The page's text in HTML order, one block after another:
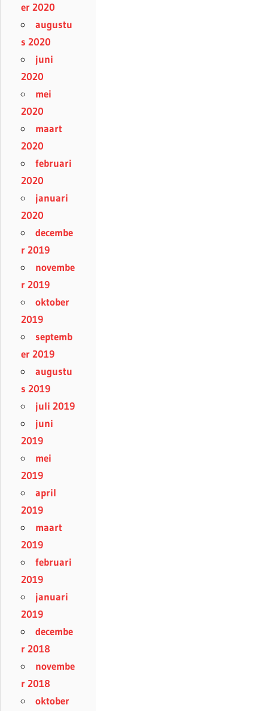
er 2020
augustu
s 2020
juni
2020
mei
2020
maart
2020
februari
2020
januari
2020
decembe
r 2019
novembe
r 2019
oktober
2019
septemb
er 2019
augustu
s 2019
juli 2019
juni
2019
mei
2019
april
2019
maart
2019
februari
2019
januari
2019
decembe
r 2018
novembe
r 2018
oktober